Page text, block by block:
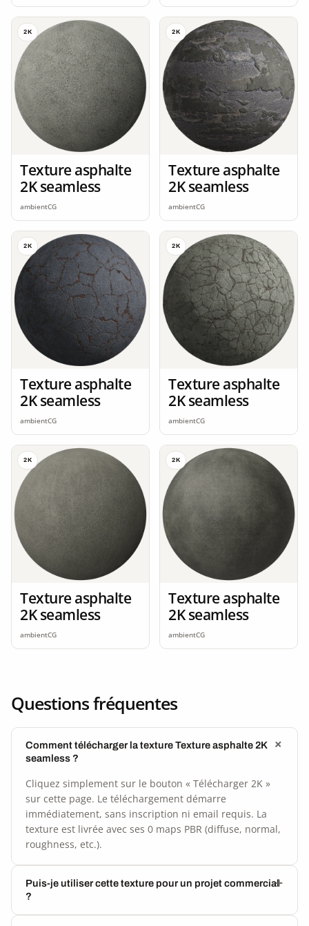
2K
Texture asphalte
2K seamless
ambientCG
2K
Texture asphalte
2K seamless
ambientCG
2K
Texture asphalte
2K seamless
ambientCG
2K
Texture asphalte
2K seamless
ambientCG
2K
Texture asphalte
2K seamless
ambientCG
2K
Texture asphalte
2K seamless
ambientCG
Questions fréquentes
Comment télécharger la texture Texture asphalte 2K
seamless ?
Cliquez simplement sur le bouton « Télécharger 2K »
sur cette page. Le téléchargement démarre
immédiatement, sans inscription ni email requis. La
texture est livrée avec ses 0 maps PBR (diffuse, normal,
roughness, etc.).
Puis-je utiliser cette texture pour un projet commercial
?